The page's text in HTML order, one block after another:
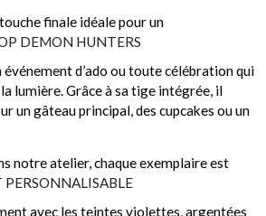
finale idéale pour un
DEMON HUNTERS
événement d’ado ou toute célébration qui
lumière. Grâce à sa tige intégrée, il
un gâteau principal, des cupcakes ou un
notre atelier, chaque exemplaire est
PERSONNALISABLE
avec les teintes violettes, argentées